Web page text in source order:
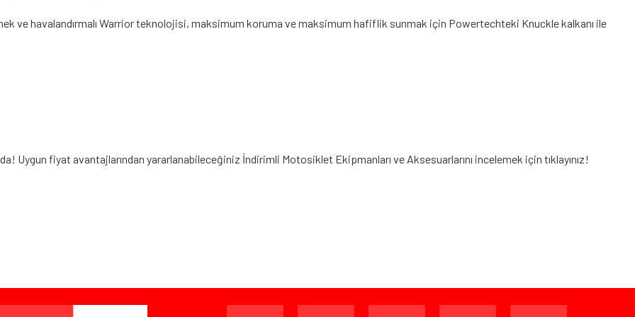
ve havalandırmalı Warrior teknolojisi, maksimum koruma ve maksimum hafiflik sunmak için Powertechteki Knuckle kalkanı ile
Uygun fiyat avantajlarından yararlanabileceğiniz İndirimli Motosiklet Ekipmanları ve Aksesuarlarını incelemek için tıklayınız!